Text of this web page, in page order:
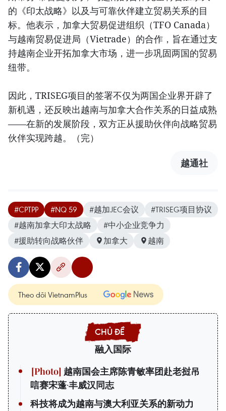
的《印太战略》以及与可靠伙伴建立贸易关系的目
标。他表示，加拿大贸易促进组织（TFO Canada）
与越南贸易促进局（Vietrade）的合作，旨在通过支
持越南企业开拓加拿大市场，进一步巩固两国的贸易
纽带。
因此，TRISEG项目的签署不仅为两国企业界开辟了
新机遇，还反映出越南与加拿大合作关系的日益成熟
——在新的发展阶段，双方正从援助伙伴向战略贸易
伙伴实现跨越。（完）
越通社
#CPTPP #NQ 59 #越加JEC会议
#TRISEG项目协议
#越南加拿大印太战略
#中小企业竞争力
#援助转向战略伙伴
加拿大 越南
Theo dõi VietnamPlus
融入国际
越南国会主席陈青敏率团赴老挝吊
唁赛宋蓬·丰威汉同志
科技将成为越南与澳大利亚关系的新动力